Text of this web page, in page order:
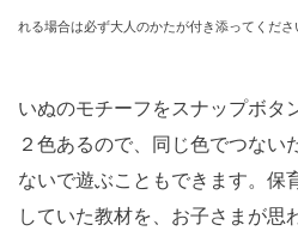
れる場合は必ず大人のかたが付き添ってくださ
いぬのモチーフをスナップボタ
２色あるので、同じ色でつない
ないで遊ぶこともできます。保
していた教材を、お子さまが思